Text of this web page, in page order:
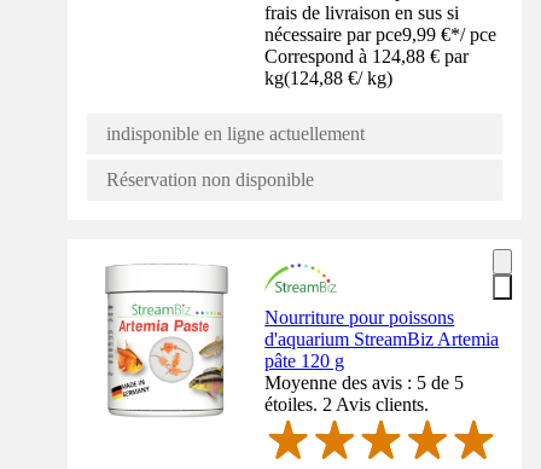
frais de livraison en sus si
nécessaire par pce9,99 €*/ pce
Correspond à 124,88 € par
kg(124,88 €/ kg)
indisponible en ligne actuellement
Réservation non disponible
Nourriture pour poissons
d'aquarium StreamBiz Artemia
pâte 120 g
Moyenne des avis : 5 de 5
étoiles. 2 Avis clients.